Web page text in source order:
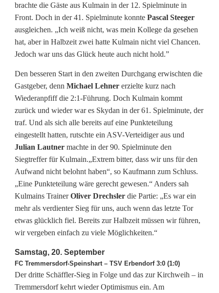
r
n
e
t
e
r
W
e
c
h
s
e
l
a
n
brachte die Gäste aus Kulmain in der 12. Spielminute in
Front. Doch in der 41. Spielminute konnte Pascal Steeger
ausgleichen. „Ich weiß nicht, was mein Kollege da gesehen
hat, aber in Halbzeit zwei hatte Kulmain nicht viel Chancen.
Jedoch war uns das Glück heute auch nicht hold.”
Den besseren Start in den zweiten Durchgang erwischten die
Gastgeber, denn Michael Lehner erzielte kurz nach
Wiederanpfiff die 2:1-Führung. Doch Kulmain kommt
zurück und wieder war es Skydan in der 61. Spielminute, der
traf. Und als sich alle bereits auf eine Punkteteilung
eingestellt hatten, rutschte ein ASV-Verteidiger aus und
Julian Lautner machte in der 90. Spielminute den
Siegtreffer für Kulmain.„Extrem bitter, dass wir uns für den
Aufwand nicht belohnt haben“, so Kaufmann zum Schluss.
„Eine Punkteteilung wäre gerecht gewesen.“ Anders sah
Kulmains TrainerOliver Drechsler die Partie: „Es war ein
mehr als verdienter Sieg für uns, auch wenn das letzte Tor
etwas glücklich fiel. Bereits zur Halbzeit müssen wir führen,
wir vergeben einfach zu viele Möglichkeiten.“
Samstag, 20. September
FC Tremmersdorf-Speinshart – TSV Erbendorf 3:0 (1:0)
Der dritte Schäffler-Sieg in Folge und das zur Kirchweih – in
Tremmersdorf kehrt wieder Optimismus ein. Am